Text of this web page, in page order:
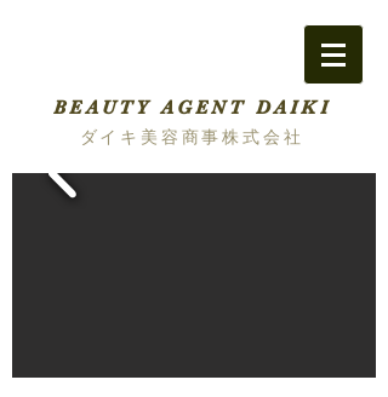
BEAUTY AGENT DAIKI
ダイキ美容商事株式会社